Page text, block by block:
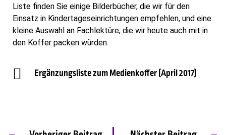
Liste finden Sie einige Bilderbücher, die wir für den
Einsatz in Kindertageseinrichtungen empfehlen, und eine
kleine Auswahl an Fachlektüre, die wir heute auch mit in
den Koffer packen würden.
Ergänzungsliste zum Medienkoffer (April 2017)